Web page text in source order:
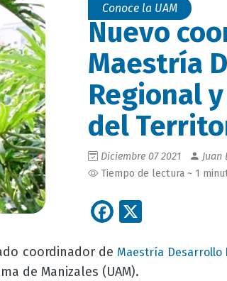
Conoce la UAM
Nuevo
Maestría
Regional
del
Diciembre 07 2021
Juan
Tiempo de lectura ~ 1
Facebook
coordinador de Maestría Desarrollo
de Manizales (UAM).